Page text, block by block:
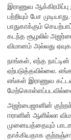
இராணுவ
பற்றியும் பேச
பாதுகாக்கும்
கடந்த சூழலில்
விமானம் அல்லது
நாங்கள், எந்த நாட்டின்
ஏற்படுத்தவில்லை.
எங்கள் இராணுவ
அஜர்பைஜானின்
ஈரானின் ஆளில்லா
முனையத்தையும்
தாக்கியதாக